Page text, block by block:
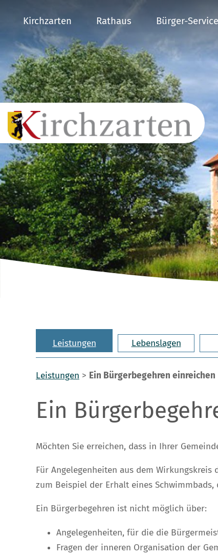
Kirchzarten Rathaus Bürger-
Leistungen Lebenslagen
Leistungen > Ein Bürgerbegehren einreichen
Ein
Möchten Sie erreichen, dass in Ihrer
Für Angelegenheiten aus dem
zum Beispiel der Erhalt eines
Ein Bürgerbegehren ist nicht möglich über:
Angelegenheiten, für die die
Fragen der inneren Organisation der